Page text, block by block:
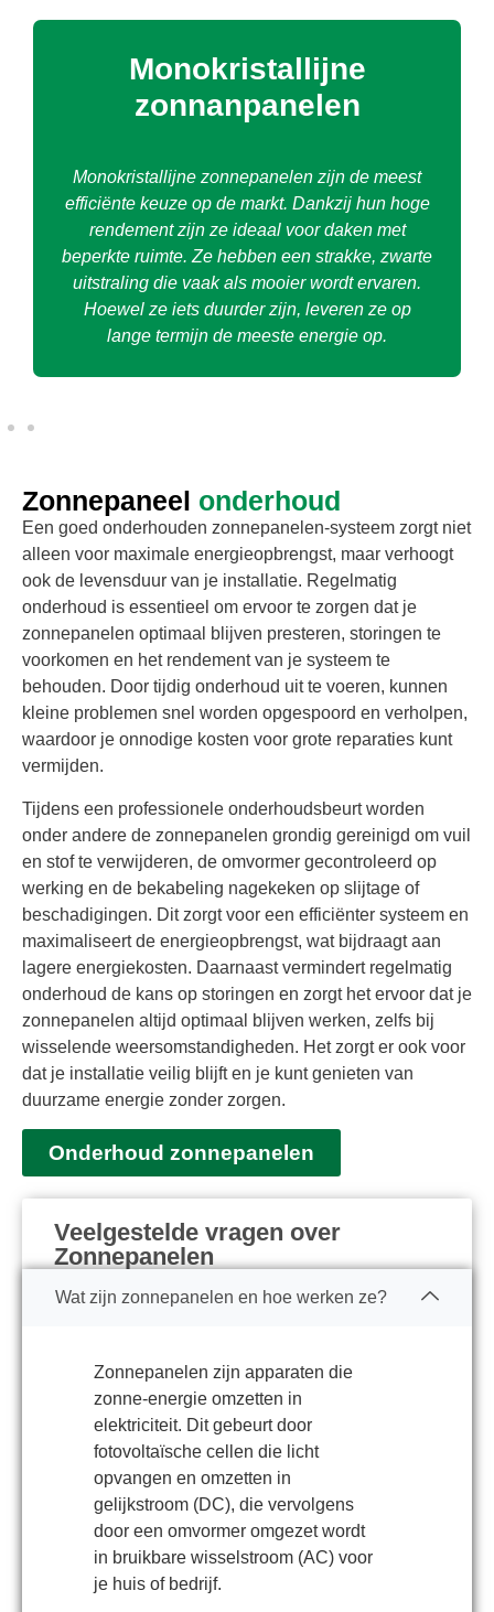
Monokristallijne
zonnanpanelen
Monokristallijne zonnepanelen zijn de meest
efficiënte keuze op de markt. Dankzij hun hoge
rendement zijn ze ideaal voor daken met
beperkte ruimte. Ze hebben een strakke, zwarte
uitstraling die vaak als mooier wordt ervaren.
Hoewel ze iets duurder zijn, leveren ze op
lange termijn de meeste energie op.
Zonnepaneel onderhoud
Een goed onderhouden zonnepanelen-systeem zorgt niet
alleen voor maximale energieopbrengst, maar verhoogt
ook de levensduur van je installatie. Regelmatig
onderhoud is essentieel om ervoor te zorgen dat je
zonnepanelen optimaal blijven presteren, storingen te
voorkomen en het rendement van je systeem te
behouden. Door tijdig onderhoud uit te voeren, kunnen
kleine problemen snel worden opgespoord en verholpen,
waardoor je onnodige kosten voor grote reparaties kunt
vermijden.
Tijdens een professionele onderhoudsbeurt worden
onder andere de zonnepanelen grondig gereinigd om vuil
en stof te verwijderen, de omvormer gecontroleerd op
werking en de bekabeling nagekeken op slijtage of
beschadigingen. Dit zorgt voor een efficiënter systeem en
maximaliseert de energieopbrengst, wat bijdraagt aan
lagere energiekosten. Daarnaast vermindert regelmatig
onderhoud de kans op storingen en zorgt het ervoor dat je
zonnepanelen altijd optimaal blijven werken, zelfs bij
wisselende weersomstandigheden. Het zorgt er ook voor
dat je installatie veilig blijft en je kunt genieten van
duurzame energie zonder zorgen.
Onderhoud zonnepanelen
Veelgestelde vragen over
Zonnepanelen
Wat zijn zonnepanelen en hoe werken ze?
Zonnepanelen zijn apparaten die
zonne-energie omzetten in
elektriciteit. Dit gebeurt door
fotovoltaïsche cellen die licht
opvangen en omzetten in
gelijkstroom (DC), die vervolgens
door een omvormer omgezet wordt
in bruikbare wisselstroom (AC) voor
je huis of bedrijf.